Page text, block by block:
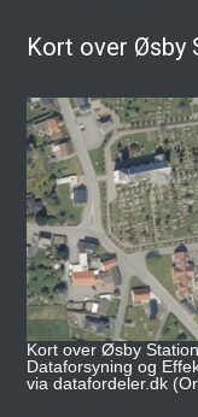
Kort over Øsby
Kort over Øsby
Dataforsyning og
via datafordeler.dk